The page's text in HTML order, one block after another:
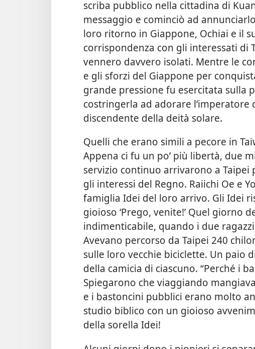
scriba pubblico nella cittadina di
messaggio e cominciò ad
loro ritorno in Giappone, Ochiai e il
corrispondenza con gli interessati di
vennero davvero isolati. Mentre le
e gli sforzi del Giappone per
grande pressione fu esercitata sulla
costringerla ad adorare
discendente della deità solare.
Quelli che erano simili a pecore in
Appena ci fu un po’ più libertà, due
servizio continuo arrivarono a Taipei
gli interessi del Regno. Raiichi Oe e
famiglia Idei del loro arrivo. Gli Idei
gioioso ‘Prego, venite!’ Quel giorno
indimenticabile, quando i due
Avevano percorso da Taipei 240
sulle loro vecchie biciclette. Un paio
della camicia di ciascuno. “Perché i
Spiegarono che viaggiando
e i bastoncini pubblici erano molto
studio biblico con un gioioso
della sorella Idei!